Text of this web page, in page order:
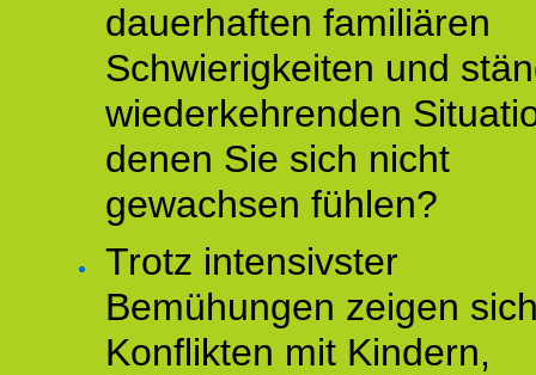
dauerhaften familiären
Schwierigkeiten und
wiederkehrenden
denen Sie sich nicht
gewachsen fühlen?
Trotz intensivster
Bemühungen zeigen
Konflikten mit Kindern,